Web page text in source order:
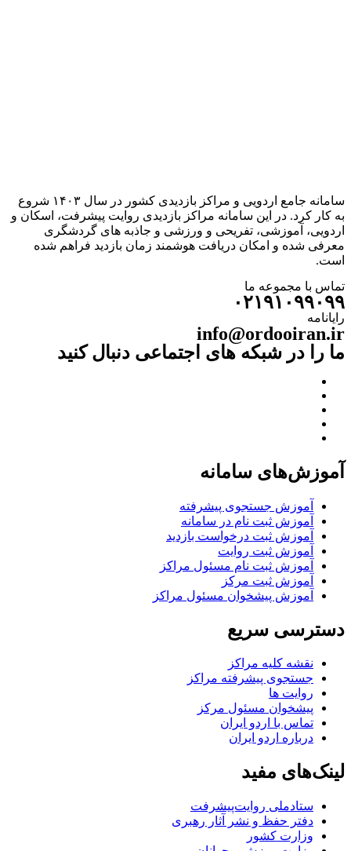
سامانه جامع اردویی و مراکز بازدیدی کشور در سال ۱۴۰۳ شروع
به کار کرد. در این سامانه مراکز بازدیدی روایت پیشرفت، اسکان و
اردویی، آموزشی، تفریحی و ورزشی و جاذبه های گردشگری
معرفی شده و امکان دریافت هوشمند زمان بازدید فراهم شده
است.
تماس با مجموعه ما
۰۲۱۹۱۰۹۹۰۹۹
رایانامه
info@ordooiran.ir
ما را در شبکه های اجتماعی دنبال کنید
آموزش‌های سامانه
آموزش جستجوی پیشرفته
آموزش ثبت نام در سامانه
آموزش ثبت درخواست بازدید
آموزش ثبت روایت
آموزش ثبت نام مسئول مراکز
آموزش ثبت مرکز
آموزش پیشخوان مسئول مراکز
دسترسی سریع
نقشه کلیه مراکز
جستجوی پیشرفته مراکز
روایت ها
پیشخوان مسئول مرکز
تماس با اردو ایران
درباره اردو ایران
لینک‌های مفید
ستاد‌ملی روایت‌پیشرفت
دفتر حفظ و نشر آثار رهبری
وزارت کشور